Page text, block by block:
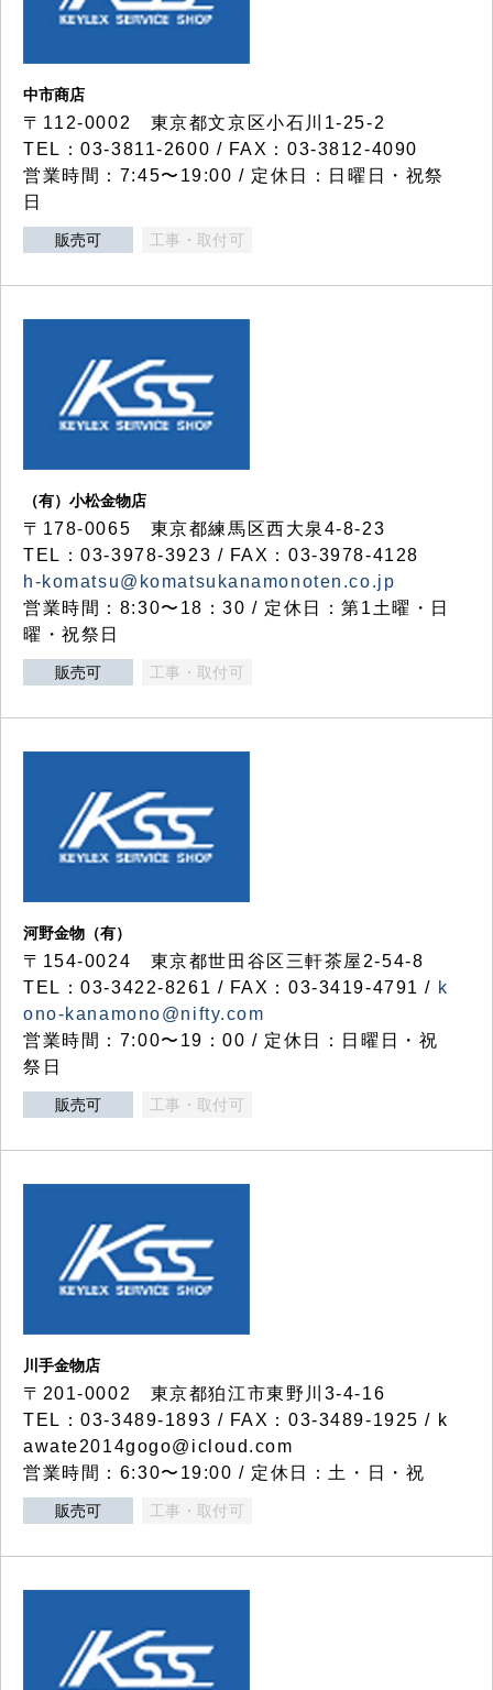
中市商店
〒112-0002 東京都文京区小石川1-25-2
TEL：03-3811-2600 / FAX：03-3812-4090
営業時間：7:45〜19:00 / 定休日：日曜日・祝祭
日
販売可 工事・取付可
（有）小松金物店
〒178-0065 東京都練馬区西大泉4-8-23
TEL：03-3978-3923 / FAX：03-3978-4128
h-komatsu@komatsukanamonoten.co.jp
営業時間：8:30〜18：30 / 定休日：第1土曜・日
曜・祝祭日
販売可 工事・取付可
河野金物（有）
〒154-0024 東京都世田谷区三軒茶屋2-54-8
TEL：03-3422-8261 / FAX：03-3419-4791 / k
ono-kanamono@nifty.com
営業時間：7:00〜19：00 / 定休日：日曜日・祝
祭日
販売可 工事・取付可
川手金物店
〒201-0002 東京都狛江市東野川3-4-16
TEL：03-3489-1893 / FAX：03-3489-1925 / k
awate2014gogo@icloud.com
営業時間：6:30〜19:00 / 定休日：土・日・祝
販売可 工事・取付可